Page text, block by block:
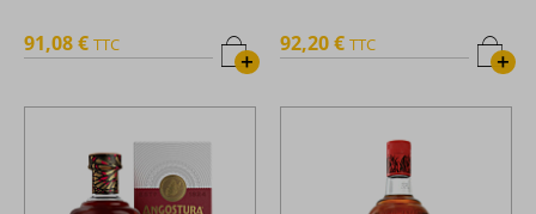
+
91,08 € TTC
+
92,20 € TTC